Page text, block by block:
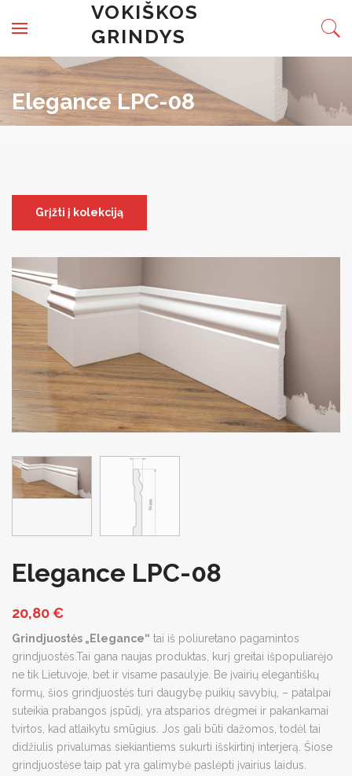
VOKIŠKOS
GRINDYS
Elegance LPC-08
Grįžti į kolekciją
Elegance LPC-08
20,80€
Grindjuostės „Elegance“ tai iš poliuretano pagamintos
grindjuostės.Tai gana naujas produktas, kurį greitai išpopuliarėjo
ne tik Lietuvoje, bet ir visame pasaulyje. Be įvairių elegantiškų
formų, šios grindjuostės turi daugybę puikių savybių, – patalpai
suteikia prabangos įspūdį, yra atsparios drėgmei ir pakankamai
tvirtos, kad atlaikytu smūgius. Jos gali būti dažomos, todėl tai
didžiulis privalumas siekiantiems sukurti išskirtinį interjerą. Šiose
grindjuostėse taip pat yra galimybė paslėpti įvairius laidus.